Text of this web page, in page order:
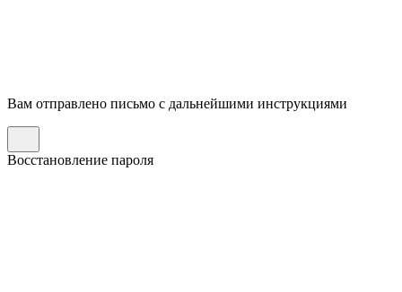
Вам отправлено письмо с дальнейшими инструкциями
Восстановление пароля